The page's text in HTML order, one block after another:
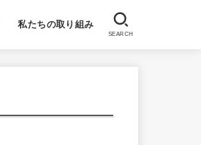
私たちの取り組み
SEARCH